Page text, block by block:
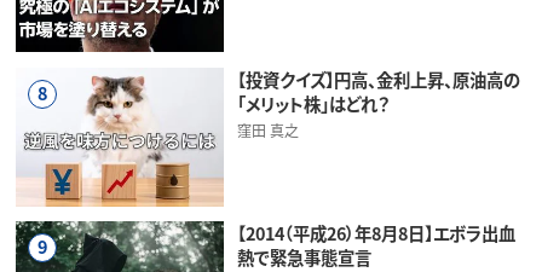
8
【投資クイズ】円高、金利上昇、原油高の
「メリット株」はどれ？
窪田 真之
9
【2014（平成26）年8月8日】エボラ出血
熱で緊急事態宣言